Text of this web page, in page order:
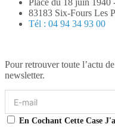
Place du 18 juin 1940
83183 Six-Fours Les
Tél : 04 94 34 93 00
Pour retrouver toute l’actu
newsletter.
En Cochant Cette Case